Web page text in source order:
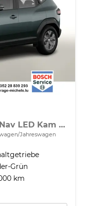
Expression MHEV WinterP Nav LED Kam 17Z
Jahreswagen
Grün
km